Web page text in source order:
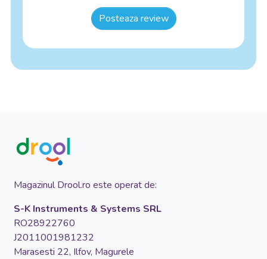
Posteaza review
Magazinul Drool.ro este operat de:
S-K Instruments & Systems SRL
RO28922760
J2011001981232
Marasesti 22, Ilfov, Magurele